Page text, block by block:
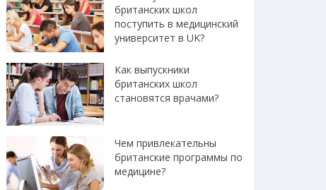
британских школ
поступить в медицинский
университет в UK?
Как выпускники
британских школ
становятся врачами?
Чем привлекательны
британские программы по
медицине?